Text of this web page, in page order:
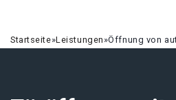
Startseite»Leistungen»Öffnung von